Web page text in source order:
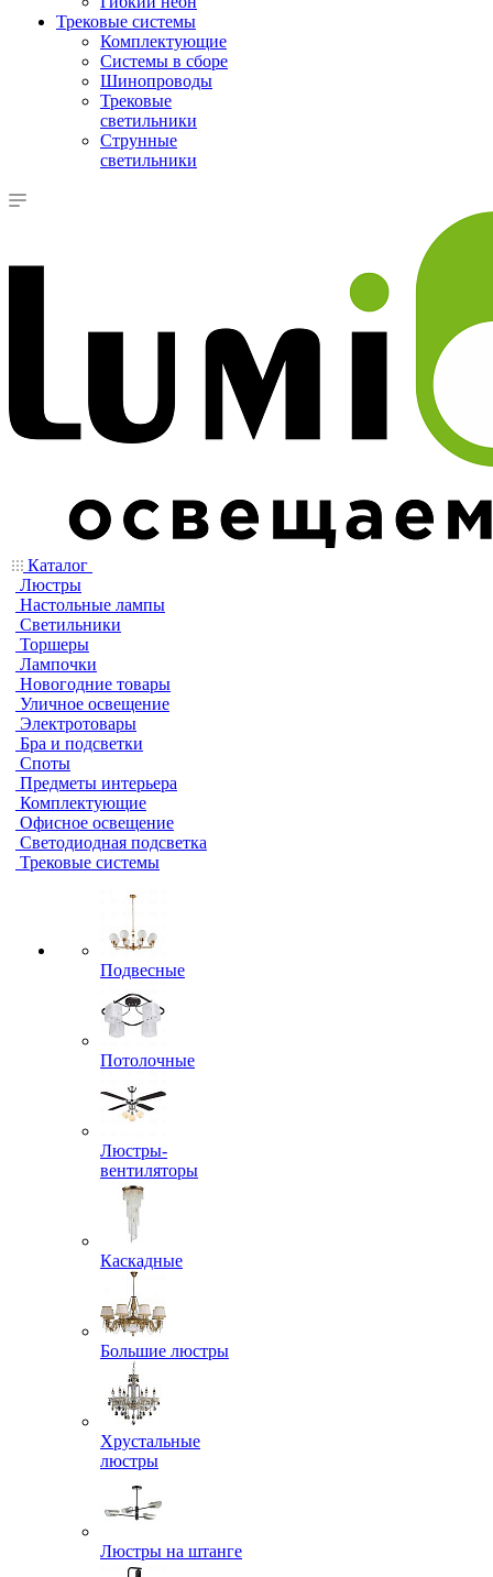
Трековые системы
Комплектующие
Системы в сборе
Шинопроводы
Трековые
светильники
Струнные
светильники
Каталог
Люстры
Настольные лампы
Светильники
Торшеры
Лампочки
Новогодние товары
Уличное освещение
Электротовары
Бра и подсветки
Споты
Предметы интерьера
Комплектующие
Офисное освещение
Светодиодная подсветка
Трековые системы
Подвесные
Потолочные
Люстры-
вентиляторы
Каскадные
Большие люстры
Хрустальные
люстры
Люстры на штанге